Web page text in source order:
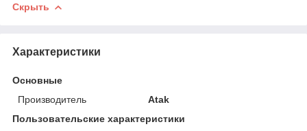
Скрыть
Характеристики
Основные
Производитель
Atak
Пользовательские характеристики